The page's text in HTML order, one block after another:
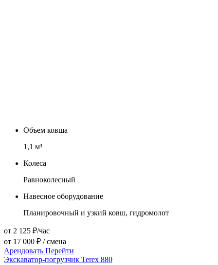
Объем ковша
1,1 м³
Колеса
Равноколесный
Навесное оборудование
Планировочный и узкий ковш, гидромолот
от 2 125 ₽/час
от 17 000 ₽ / смена
Арендовать Перейти
Экскаватор-погрузчик Terex 880